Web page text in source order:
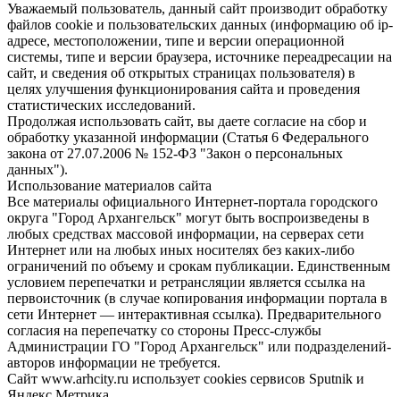
Уважаемый пользователь, данный сайт производит обработку
файлов cookie и пользовательских данных (информацию об ip-
адресе, местоположении, типе и версии операционной
системы, типе и версии браузера, источнике переадресации на
сайт, и сведения об открытых страницах пользователя) в
целях улучшения функционирования сайта и проведения
статистических исследований.
Продолжая использовать сайт, вы даете согласие на сбор и
обработку указанной информации (Статья 6 Федерального
закона от 27.07.2006 № 152-ФЗ "Закон о персональных
данных").
Использование материалов сайта
Все материалы официального Интернет-портала городского
округа "Город Архангельск" могут быть воспроизведены в
любых средствах массовой информации, на серверах сети
Интернет или на любых иных носителях без каких-либо
ограничений по объему и срокам публикации. Единственным
условием перепечатки и ретрансляции является ссылка на
первоисточник (в случае копирования информации портала в
сети Интернет — интерактивная ссылка). Предварительного
согласия на перепечатку со стороны Пресс-службы
Администрации ГО "Город Архангельск" или подразделений-
авторов информации не требуется.
Сайт www.arhcity.ru использует cookies сервисов Sputnik и